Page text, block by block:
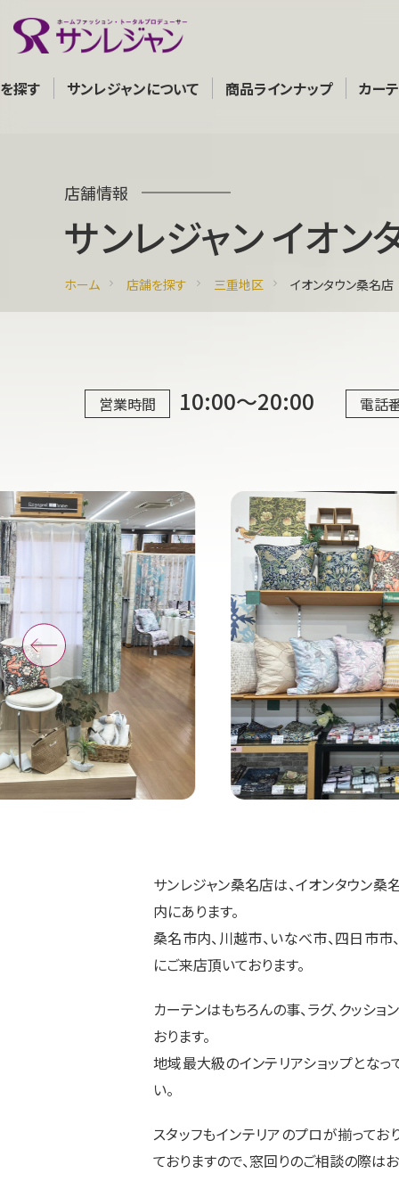
探す
サンレジャンについて 商品ラインナップ カー
店舗情報
サンレジャン イオン
ホーム 店舗を探す 三重地区 イオンタウン桑名店
営業時間 10:00～20:00 電話
サンレジャン桑名店は、イオンタウン
内にあります。
桑名市内、川越市、いなべ市、四日市
にご来店頂いております。
カーテンはもちろんの事、ラグ、クッシ
おります。
地域最大級のインテリアショップとな
い。
スタッフもインテリアのプロが揃ってお
ておりますので、窓回りのご相談の際は